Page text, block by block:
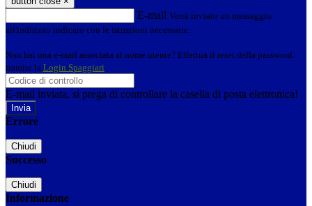
E-mail Verrà inviato un messaggio
all'indirizzo indicato con le istruzioni necessarie.
Non hai una e-mail associata al nome utente? Effettua il reset della password
tramite la Login Spaggiari
E-mail inviata, si prega di controllare la casella di posta elettronica!
Errore
Chiudi
Successo
Chiudi
Informazione